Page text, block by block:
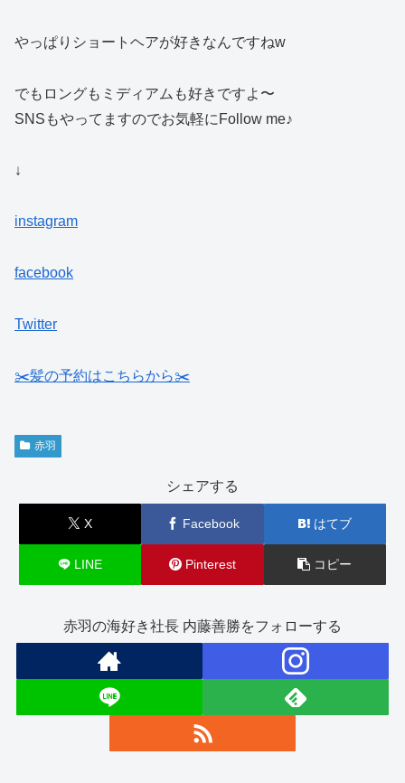
やっぱりショートヘアが好きなんですねw
でもロングもミディアムも好きですよ〜
SNSもやってますのでお気軽にFollow me♪
↓
instagram
facebook
Twitter
✂️髪の予約はこちらから✂️
赤羽
シェアする
X Facebook はてブ
LINE Pinterest コピー
赤羽の海好き社長 内藤善勝をフォローする